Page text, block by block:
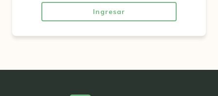
Ingresar